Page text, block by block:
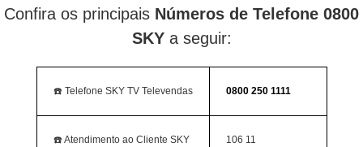
Confira os principais Números de Telefone 0800
SKYa seguir:
☎️ Telefone SKY TV Televendas 0800 250 1111
☎️ Atendimento ao Cliente SKY 106 11